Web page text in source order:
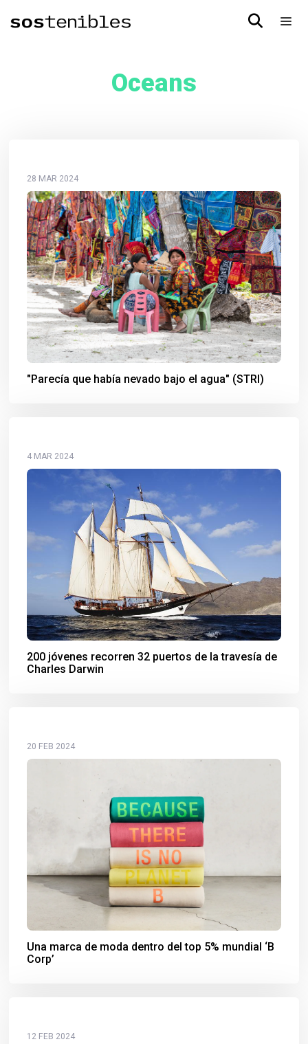
Oceans
"Parecía que había nevado bajo el agua" (STRI)
28 MAR 2024
200 jóvenes recorren 32 puertos de la travesía de
Charles Darwin
4 MAR 2024
Una marca de moda dentro del top 5% mundial ‘B
Corp’
20 FEB 2024
12 FEB 2024